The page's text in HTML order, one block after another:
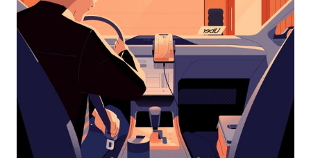
datum
te
selecteren.
Druk
Escape
agenda
te
sluiten.